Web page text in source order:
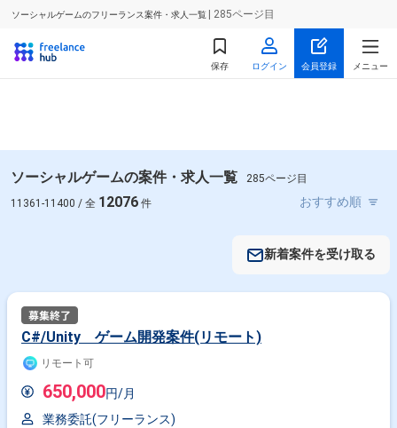
ソーシャルゲームのフリーランス案件・求人一覧 | 285ページ目
保存 ログイン 会員登録 メニュー
ソーシャルゲームの案件・求人一覧
285ページ目
11361-11400 / 全 12076 件
新着案件を受け取る
C#/Unity ゲーム開発案件(リモート)
リモート可
650,000円/月
業務委託(フリーランス)